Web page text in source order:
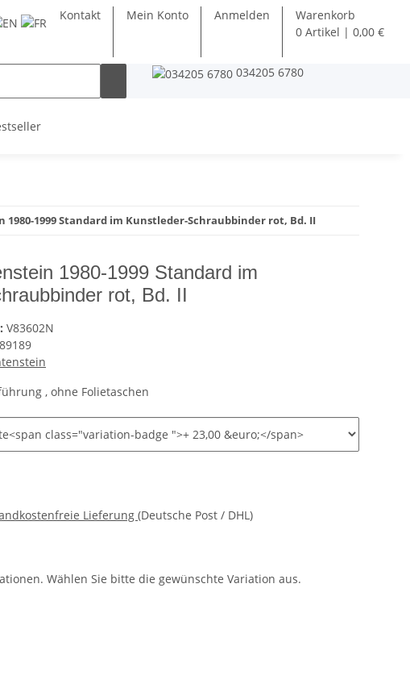
Kontakt Mein Konto Anmelden
Warenkorb
0 Artikel | 0,00 €
034205 6780
1999 Standard im Kunstleder-Schraubbinder rot, Bd. II
1980-1999 Standard im
rot, Bd. II
V83602N
, ohne Folietaschen
Lieferung (Deutsche Post / DHL)
Wählen Sie bitte die gewünschte Variation aus.